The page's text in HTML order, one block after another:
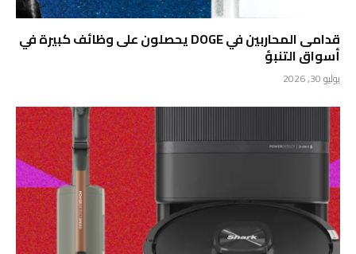
قدامى المحاربين في DOGE يحصلون على وظائف كبيرة في
أسواق التنبؤ
يوليو 30, 2026